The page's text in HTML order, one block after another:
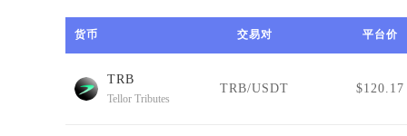
货币 交易对 平台价
TRB
Tellor Tributes
TRB/USDT $120.17